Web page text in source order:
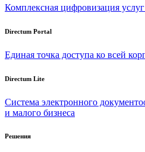
Комплексная цифровизация
Directum Portal
Единая точка доступа ко всей
Directum Lite
Система электронного
и малого бизнеса
Решения